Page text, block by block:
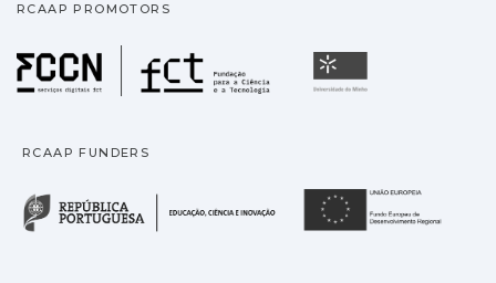
RCAAP PROMOTORS
Fundação para a
RCAAP FUNDERS
República Portuguesa